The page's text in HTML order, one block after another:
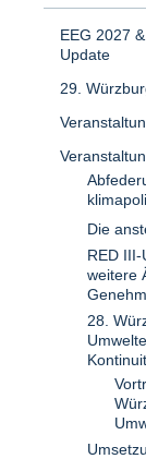
EEG 2027
Update
29.
Die
RED
weitere
28.